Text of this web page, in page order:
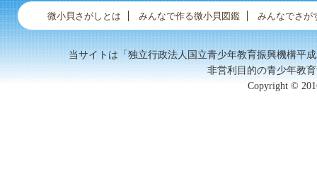
微小貝さがしとは みんなで作る微小貝図鑑 みんなでさが
当サイトは「独立行政法人国立青少年教育振興機構平
非営利目的の青少年教
Copyright ©